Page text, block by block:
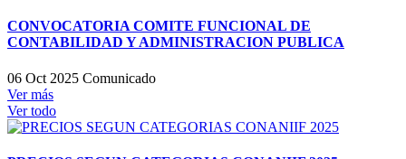
CONVOCATORIA COMITE FUNCIONAL DE
CONTABILIDAD Y ADMINISTRACION PUBLICA
06 Oct 2025 Comunicado
Ver más
Ver todo